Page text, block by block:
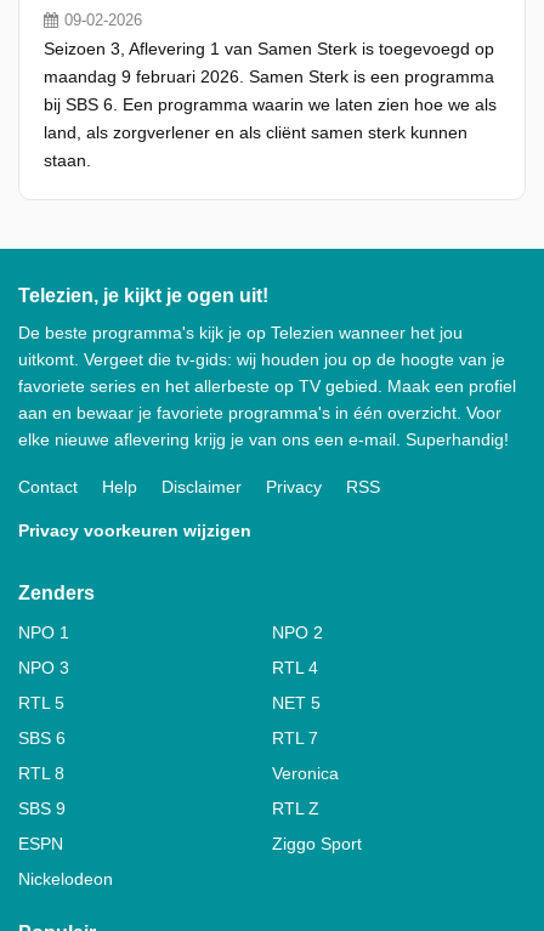
09-02-2026
Seizoen 3, Aflevering 1 van Samen Sterk is toegevoegd op
maandag 9 februari 2026. Samen Sterk is een programma
bij SBS 6. Een programma waarin we laten zien hoe we als
land, als zorgverlener en als cliënt samen sterk kunnen
staan.
Telezien, je kijkt je ogen uit!
De beste programma's kijk je op Telezien wanneer het jou
uitkomt. Vergeet die tv-gids: wij houden jou op de hoogte van je
favoriete series en het allerbeste op TV gebied. Maak een profiel
aan en bewaar je favoriete programma's in één overzicht. Voor
elke nieuwe aflevering krijg je van ons een e-mail. Superhandig!
Contact Help Disclaimer Privacy RSS
Privacy voorkeuren wijzigen
Zenders
NPO 1
NPO 2
NPO 3
RTL 4
RTL 5
NET 5
SBS 6
RTL 7
RTL 8
Veronica
SBS 9
RTL Z
ESPN
Ziggo Sport
Nickelodeon